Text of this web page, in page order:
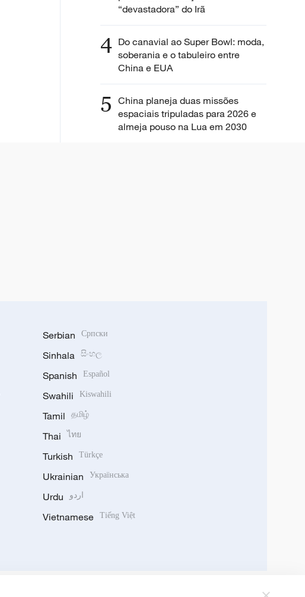
“devastadora” do Irã
4 Do canavial ao Super Bowl: moda,
soberania e o tabuleiro entre
China e EUA
5 China planeja duas missões
espaciais tripuladas para 2026 e
almeja pouso na Lua em 2030
Serbian Српски
Sinhala සිංහල
Spanish Español
Swahili Kiswahili
Tamil தமிழ்
Thai ไทย
Turkish Türkçe
Ukrainian Українська
Urdu اردو
Vietnamese Tiếng Việt